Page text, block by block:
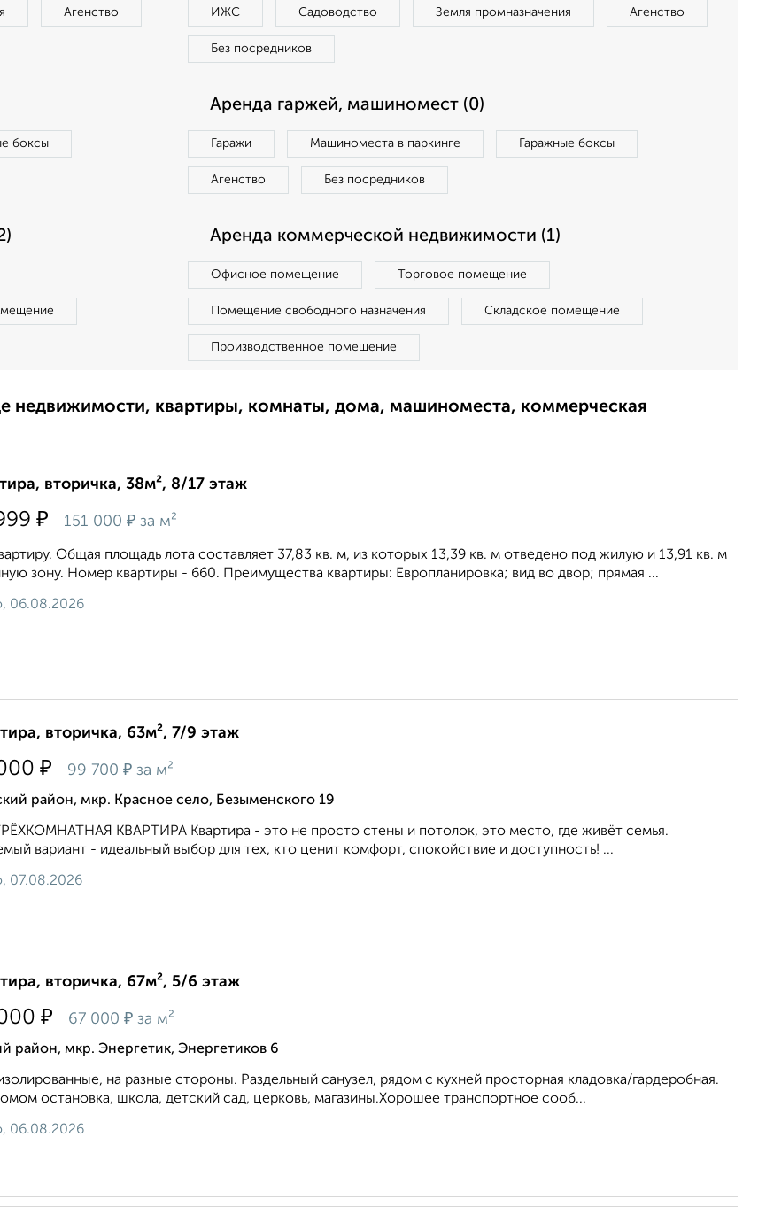
Агенство ИЖС Садоводство Земля промназначения Агенство
Без посредников
боксы
Аренда гаржей, машиномест (0)
Гаражи Машиноместа в паркинге Гаражные боксы
Агенство Без посредников
Аренда коммерческой недвижимости (1)
Офисное помещение Торговое помещение
Помещение свободного назначения Складское помещение
Производственное помещение
недвижимости, квартиры, комнаты, дома, машиноместа, коммерческая
вторичка, 38м², 8/17 этаж
₽ 151 000 ₽ за м²
Общая площадь лота составляет 37,83 кв. м, из которых 13,39 кв. м отведено под жилую и 13,91 кв. м
зону. Номер квартиры - 660. Преимущества квартиры: Европланировка; вид во двор; прямая ...
06.08.2026
вторичка, 63м², 7/9 этаж
₽ 99 700 ₽ за м²
район, мкр. Красное село, Безыменского 19
КВАРТИРА Квартира - это не просто стены и потолок, это место, где живёт семья.
вариант - идеальный выбор для тех, кто ценит комфорт, спокойствие и доступность! ...
07.08.2026
вторичка, 67м², 5/6 этаж
₽ 67 000 ₽ за м²
район, мкр. Энергетик, Энергетиков 6
на разные стороны. Раздельный санузел, рядом с кухней просторная кладовка/гардеробная.
остановка, школа, детский сад, церковь, магазины.Хорошее транспортное сооб...
06.08.2026